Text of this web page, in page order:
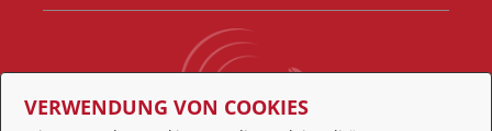
VERWENDUNG VON COOKIES